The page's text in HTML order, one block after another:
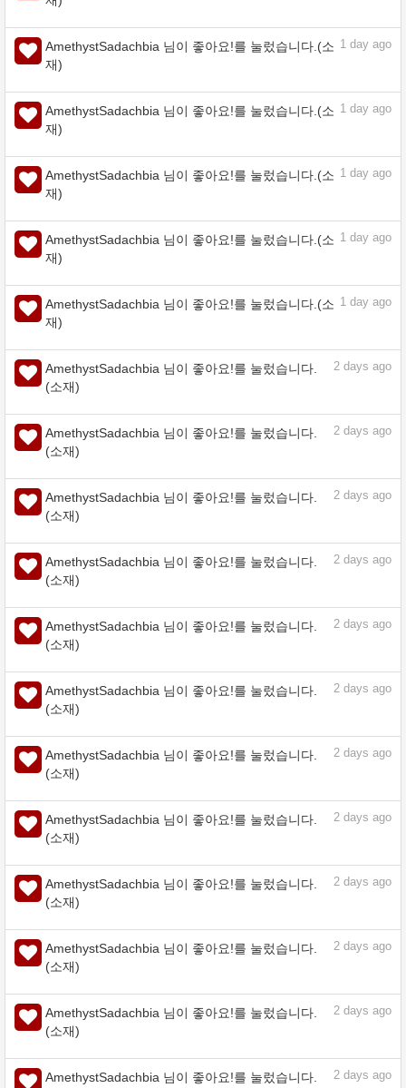
AmethystSadachbia 님이 좋아요!를 눌렀습니다.(소
재)
1 day ago
AmethystSadachbia 님이 좋아요!를 눌렀습니다.(소
재)
1 day ago
AmethystSadachbia 님이 좋아요!를 눌렀습니다.(소
재)
1 day ago
AmethystSadachbia 님이 좋아요!를 눌렀습니다.(소
재)
1 day ago
AmethystSadachbia 님이 좋아요!를 눌렀습니다.(소
재)
1 day ago
AmethystSadachbia 님이 좋아요!를 눌렀습니다.(소
재)
1 day ago
AmethystSadachbia 님이 좋아요!를 눌렀습니다.(소
재)
1 day ago
AmethystSadachbia 님이 좋아요!를 눌렀습니다.(소
재)
1 day ago
AmethystSadachbia 님이 좋아요!를 눌렀습니다.
(소재)
2 days ago
AmethystSadachbia 님이 좋아요!를 눌렀습니다.
(소재)
2 days ago
AmethystSadachbia 님이 좋아요!를 눌렀습니다.
(소재)
2 days ago
AmethystSadachbia 님이 좋아요!를 눌렀습니다.
(소재)
2 days ago
AmethystSadachbia 님이 좋아요!를 눌렀습니다.
(소재)
2 days ago
AmethystSadachbia 님이 좋아요!를 눌렀습니다.
(소재)
2 days ago
AmethystSadachbia 님이 좋아요!를 눌렀습니다.
(소재)
2 days ago
AmethystSadachbia 님이 좋아요!를 눌렀습니다.
(소재)
2 days ago
AmethystSadachbia 님이 좋아요!를 눌렀습니다.
(소재)
2 days ago